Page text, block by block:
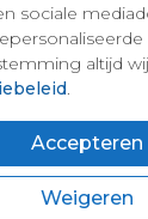
sociale
altijd
Accepteren
Weigeren